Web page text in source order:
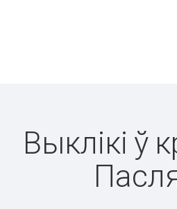
Выклікі ў